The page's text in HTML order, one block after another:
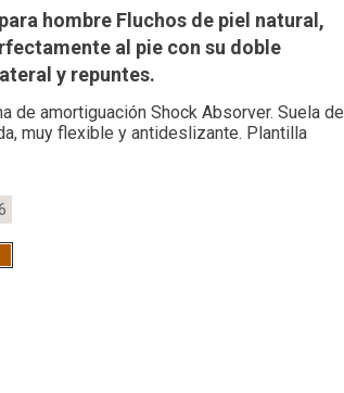
hombre Fluchos de piel natural,
al pie con su doble
y repuntes.
de amortiguación Shock Absorver. Suela de
muy flexible y antideslizante. Plantilla